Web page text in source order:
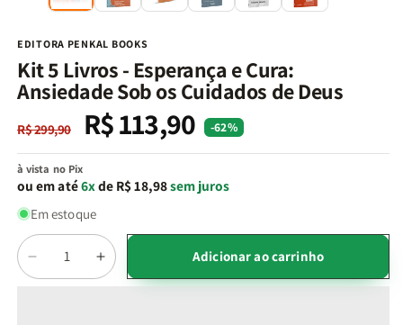
EDITORA PENKAL BOOKS
Kit 5 Livros - Esperança e Cura:
Ansiedade Sob os Cuidados de Deus
Preço
normal
R$ 299,90
Preço
promocional
R$ 113,90 -62%
à vista no Pix
ou em até6xde R$ 18,98sem juros
Em estoque
Quantidade
Diminuir
a
Aumentar
a
Adicionar ao carrinho